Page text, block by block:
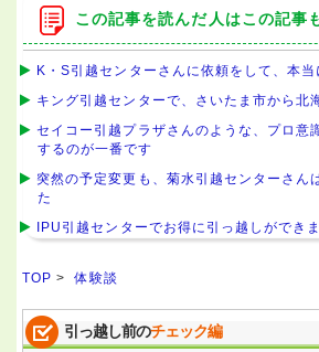
この記事を読んだ人はこの記事
K・S引越センターさんに依頼をして、本
キング引越センターで、さいたま市から北
セイコー引越プラザさんのような、プロ意
するのが一番です
突然の予定変更も、菊水引越センターさん
た
IPU引越センターでお得に引っ越しができ
TOP >体験談
引っ越し前のチェック編